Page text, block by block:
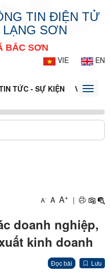
TIN ĐIỆN TỬ
LẠNG SƠN
BẮC SƠN
VIE
EN
TỨC - SỰ KIỆN VĂN BẢN
Toggle
A- A A+ |
doanh nghiệp,
kinh doanh
Đọc bài Lưu